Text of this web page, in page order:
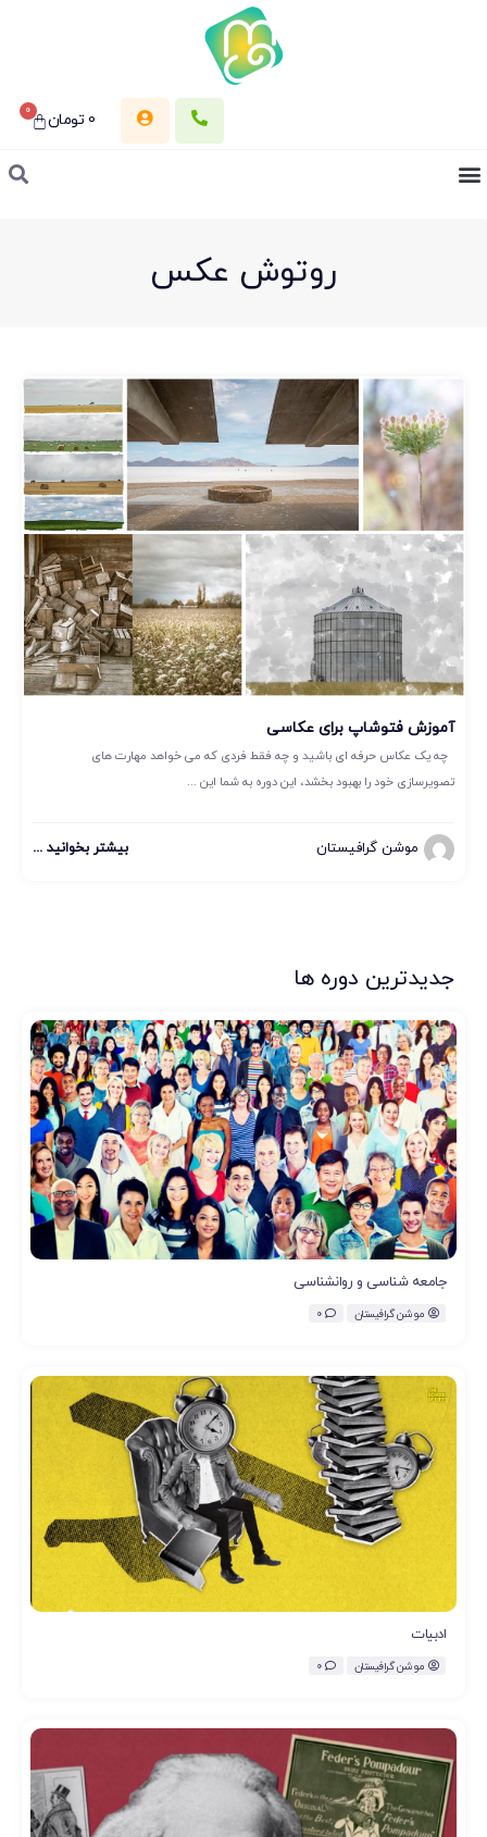
0 تومان 0
روتوش عکس
آموزش فتوشاپ برای عکاسی
چه یک عکاس حرفه ای باشید و چه فقط فردی که می خواهد مهارت های
تصویرسازی خود را بهبود بخشد، این دوره به شما این ...
موشن گرافیستان بیشتر بخوانید ...
جدیدترین دوره ها
جامعه شناسی و روانشناسی
موشن گرافیستان 0
ادبیات
موشن گرافیستان 0